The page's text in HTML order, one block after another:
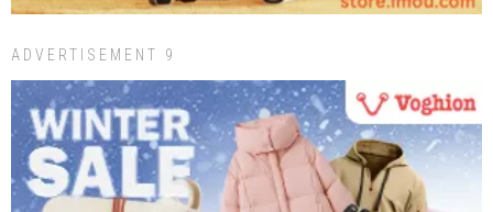
ADVERTISEMENT 9